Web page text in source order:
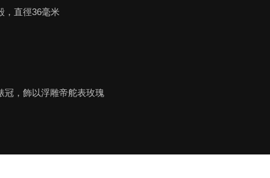
，直徑36毫米
冠，飾以浮雕帝舵表玫瑰